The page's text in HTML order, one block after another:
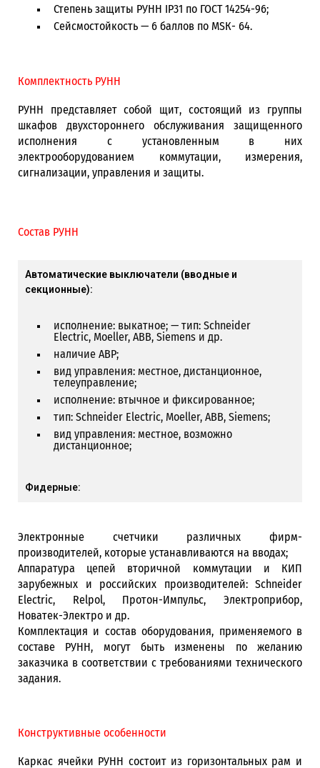
Степень защиты РУНН IP31 по ГОСТ 14254-96;
Сейсмостойкость — 6 баллов по МSК- 64.
Комплектность РУНН
РУНН представляет собой щит, состоящий из группы
шкафов двухстороннего обслуживания защищенного
исполнения с установленным в них
электрооборудованием коммутации, измерения,
сигнализации, управления и защиты.
Состав РУНН
Автоматические выключатели (вводные и
секционные):
исполнение: выкатное; — тип: Schneider
Electric, Moeller, ABB, Siemens и др.
наличие АВР;
вид управления: местное, дистанционное,
телеуправление;
исполнение: втычное и фиксированное;
тип: Schneider Electric, Moeller, ABB, Siemens;
вид управления: местное, возможно
дистанционное;
Фидерные:
Электронные счетчики различных фирм-
производителей, которые устанавливаются на вводах;
Аппаратура цепей вторичной коммутации и КИП
зарубежных и российских производителей: Schneider
Electric, Relpol, Протон-Импульс, Электроприбор,
Новатек-Электро и др.
Комплектация и состав оборудования, применяемого в
составе РУНН, могут быть изменены по желанию
заказчика в соответствии с требованиями технического
задания.
Конструктивные особенности
Каркас ячейки РУНН состоит из горизонтальных рам и